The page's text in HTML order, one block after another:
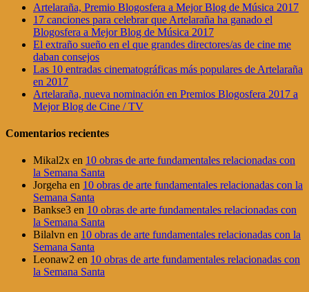
Artelaraña, Premio Blogosfera a Mejor Blog de Música 2017
17 canciones para celebrar que Artelaraña ha ganado el
Blogosfera a Mejor Blog de Música 2017
El extraño sueño en el que grandes directores/as de cine me
daban consejos
Las 10 entradas cinematográficas más populares de Artelaraña
en 2017
Artelaraña, nueva nominación en Premios Blogosfera 2017 a
Mejor Blog de Cine / TV
Comentarios recientes
Mikal2x en 10 obras de arte fundamentales relacionadas con
la Semana Santa
Jorgeha en 10 obras de arte fundamentales relacionadas con la
Semana Santa
Bankse3 en 10 obras de arte fundamentales relacionadas con
la Semana Santa
Bilalvn en 10 obras de arte fundamentales relacionadas con la
Semana Santa
Leonaw2 en 10 obras de arte fundamentales relacionadas con
la Semana Santa